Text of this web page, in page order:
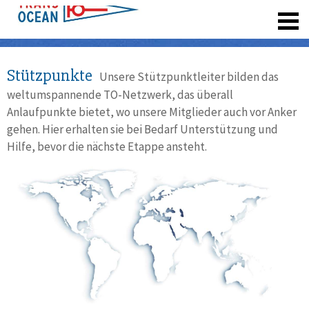
Stützpunkte Unsere Stützpunktleiter bilden das
weltumspannende TO-Netzwerk, das überall
Anlaufpunkte bietet, wo unsere Mitglieder auch vor Anker
gehen. Hier erhalten sie bei Bedarf Unterstützung und
Hilfe, bevor die nächste Etappe ansteht.